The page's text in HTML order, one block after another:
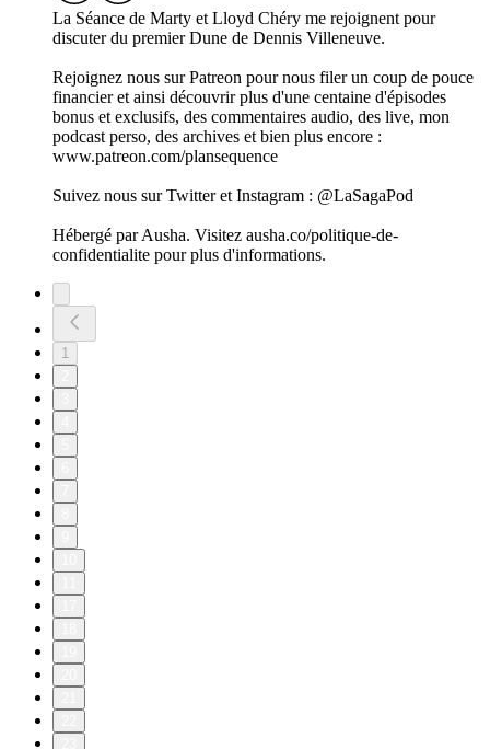
La Séance de Marty et Lloyd Chéry me rejoignent pour
discuter du premier Dune de Dennis Villeneuve.
Rejoignez nous sur Patreon pour nous filer un coup de pouce
financier et ainsi découvrir plus d'une centaine d'épisodes
bonus et exclusifs, des commentaires audio, des live, mon
podcast perso, des archives et bien plus encore :
www.patreon.com/plansequence
Suivez nous sur Twitter et Instagram : @LaSagaPod
Hébergé par Ausha. Visitez ausha.co/politique-de-
confidentialite pour plus d'informations.
1